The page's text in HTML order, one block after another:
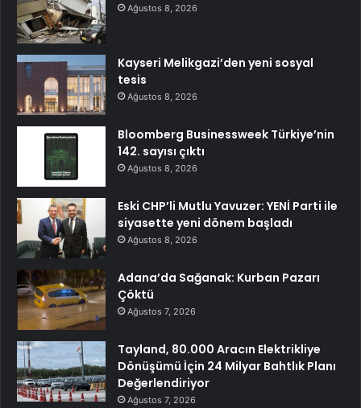
Ağustos 8, 2026
Kayseri Melikgazi’den yeni sosyal
tesis
Ağustos 8, 2026
Bloomberg Businessweek Türkiye’nin
142. sayısı çıktı
Ağustos 8, 2026
Eski CHP’li Mutlu Yavuzer: YENİ Parti ile
siyasette yeni dönem başladı
Ağustos 8, 2026
Adana’da Sağanak: Kurban Pazarı
Çöktü
Ağustos 7, 2026
Tayland, 80.000 Aracın Elektrikliye
Dönüşümü İçin 24 Milyar Bahtlık Planı
Değerlendiriyor
Ağustos 7, 2026